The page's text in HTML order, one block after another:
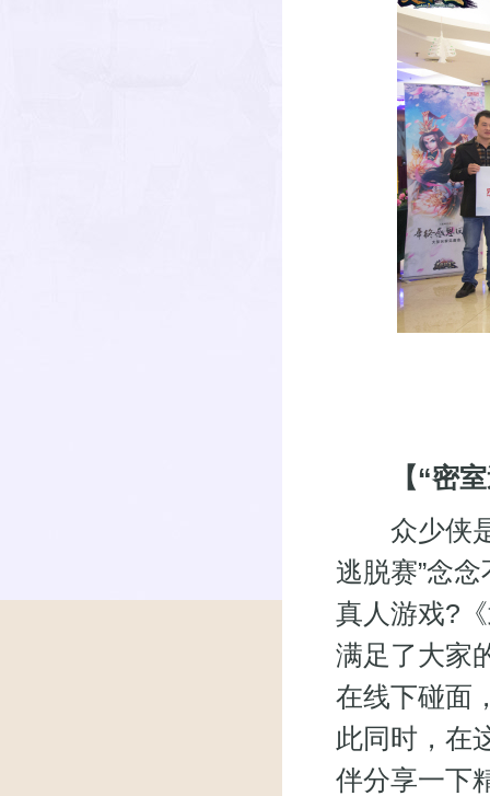
【“密
众少侠是
逃脱赛”念
真人游戏?
满足了大家
在线下碰面
此同时，在
伴分享一下